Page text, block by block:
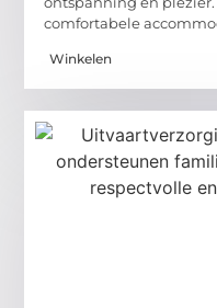
comfortabele
Winkelen